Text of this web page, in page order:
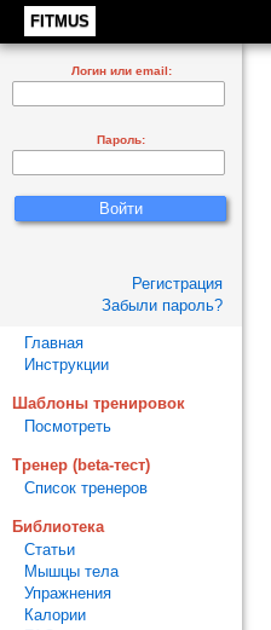
FITMUS
Логин или email:
Пароль:
Регистрация
Забыли пароль?
Главная
Инструкции
Шаблоны тренировок
Посмотреть
Тренер (beta-тест)
Список тренеров
Библиотека
Статьи
Мышцы тела
Упражнения
Калории